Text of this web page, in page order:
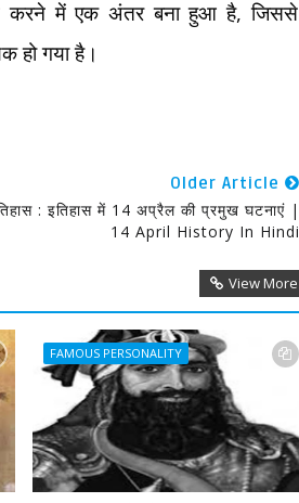
करने में एक अंतर बना हुआ है,जिससे
हो गया है।
Older Article
: इतिहास में 14 अप्रैल की प्रमुख घटनाएं |
14 April History In Hindi
View More
FAMOUS PERSONALITY